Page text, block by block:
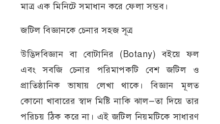
মাত্র এক মিনিটে সমাধান করে ফেলা সম্ভব।
জটিল বিজ্ঞানকে চেনার সহজ সূত্র
উদ্ভিদবিজ্ঞান বা বোটানির (Botany) বইয়ে ফল
এবং সবজি চেনার পরিমাপকটি বেশ জটিল ও
প্রাতিষ্ঠানিক ভাষায় লেখা থাকে। বিজ্ঞান মূলত
কোনো খাবারের স্বাদ মিষ্টি নাকি ঝাল—তা দিয়ে তার
পরিচয় ঠিক করে না। এই জটিল নিয়মটিকে সাধারণ